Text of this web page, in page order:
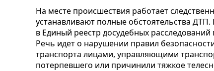
На месте происшествия работает
устанавливают полные обстоятельства
в Единый реестр досудебных
Речь идет о нарушении правил
транспорта лицами, управляющими
потерпевшего или причинили тяжкое